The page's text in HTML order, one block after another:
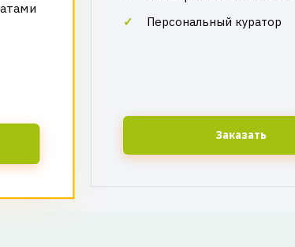
Персональный куратор
Заказать